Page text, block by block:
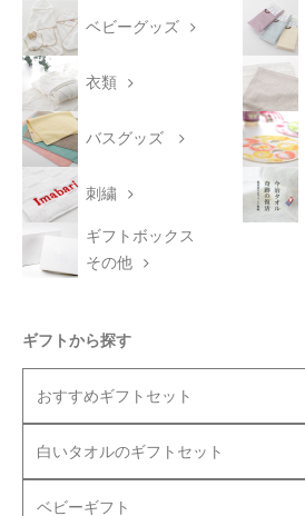
ベビーグッズ
衣類
バスグッズ
刺繍
ギフトボックス
その他
ギフトから探す
おすすめギフトセット
白いタオルのギフトセット
ベビーギフト